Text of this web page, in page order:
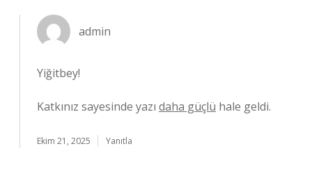
admin
Yiğitbey!
Katkınız sayesinde yazı daha güçlü hale geldi.
Ekim 21, 2025 Yanıtla